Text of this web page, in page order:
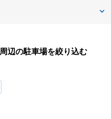
神戸市兵庫区
周辺の駐車場を絞り込む